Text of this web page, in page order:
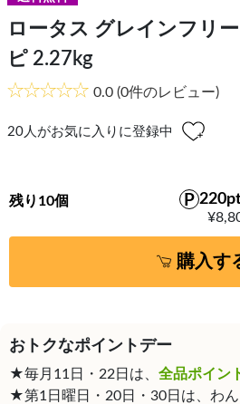
ロータス グレインフリ
ピ 2.27kg
0.0 (0件のレビュー)
20人がお気に入りに登録中
残り10個
購入す
おトクなポイントデー
★毎月11日・22日は、 全品ポイン
★第1日曜日・20日・30日は、わ